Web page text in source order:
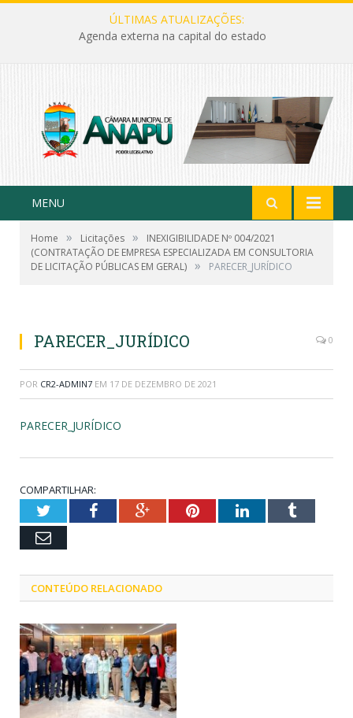
ÚLTIMAS ATUALIZAÇÕES:
Agenda externa na capital do estado
MENU
Home » Licitações »
INEXIGIBILIDADE Nº 004/2021
(CONTRATAÇÃO DE EMPRESA ESPECIALIZADA EM CONSULTORIA
DE LICITAÇÃO PÚBLICAS EM GERAL) » PARECER_JURÍDICO
PARECER_JURÍDICO 0
POR CR2-ADMIN7 EM 17 DE DEZEMBRO DE 2021
PARECER_JURÍDICO
COMPARTILHAR:
TwitterFacebookGoogle+PinterestLinkedInTumblr
Email
CONTEÚDO RELACIONADO